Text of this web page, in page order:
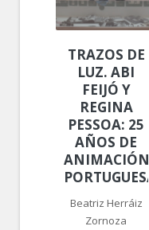
TRAZOS DE
LUZ. ABI
FEIJÓ Y
REGINA
PESSOA: 25
AÑOS DE
ANIMACIÓN
PORTUGUESA
Beatriz Herráiz
Zornoza